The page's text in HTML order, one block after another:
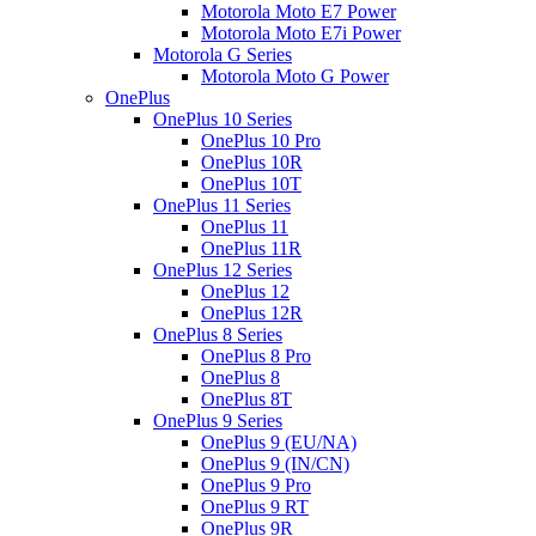
Motorola Moto E7 Power
Motorola Moto E7i Power
Motorola G Series
Motorola Moto G Power
OnePlus
OnePlus 10 Series
OnePlus 10 Pro
OnePlus 10R
OnePlus 10T
OnePlus 11 Series
OnePlus 11
OnePlus 11R
OnePlus 12 Series
OnePlus 12
OnePlus 12R
OnePlus 8 Series
OnePlus 8 Pro
OnePlus 8
OnePlus 8T
OnePlus 9 Series
OnePlus 9 (EU/NA)
OnePlus 9 (IN/CN)
OnePlus 9 Pro
OnePlus 9 RT
OnePlus 9R